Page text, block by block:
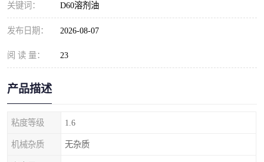
关键词： D60溶剂油
发布日期： 2026-08-07
阅 读 量： 23
产品描述
粘度等级 1.6
机械杂质 无杂质